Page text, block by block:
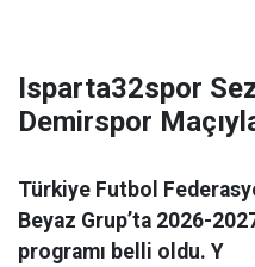
Isparta32spor
Demirspor
Türkiye Futbol
Beyaz Grup’ta 2026-
programı belli oldu. Y